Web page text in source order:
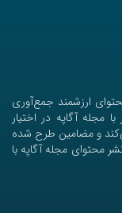
ارزشمند جمع‌آوری
مجله آگاپه در اختیار
و مضامین طرح شده
محتوای مجله آگاپه با